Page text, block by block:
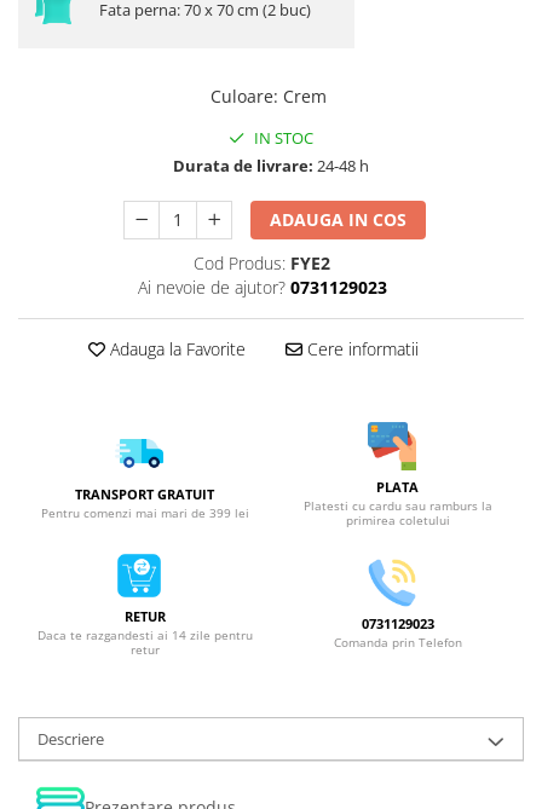
Fata perna: 70 x 70 cm (2 buc)
Culoare: Crem
IN STOC
Durata de livrare: 24-48 h
ADAUGA IN COS
Cod Produs: FYE2
Ai nevoie de ajutor? 0731129023
Adauga la Favorite Cere informatii
TRANSPORT GRATUIT
Pentru comenzi mai mari de 399 lei
PLATA
Platesti cu cardu sau ramburs la
primirea coletului
RETUR
Daca te razgandesti ai 14 zile pentru
retur
0731129023
Comanda prin Telefon
Descriere